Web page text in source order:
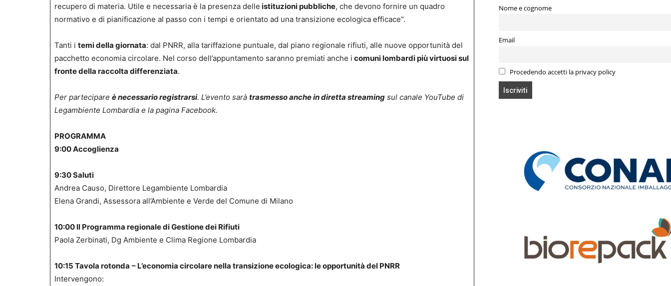
recupero di materia. Utile e necessaria è la presenza delle istituzioni pubbliche, che devono fornire un quadro
normativo e di pianificazione al passo con i tempi e orientato ad una transizione ecologica efficace”.
Tanti i temi della giornata: dal PNRR, alla tariffazione puntuale, dal piano regionale rifiuti, alle nuove opportunità del
pacchetto economia circolare. Nel corso dell’appuntamento saranno premiati anche i comuni lombardi più virtuosi sul
fronte della raccolta differenziata.
Per partecipare è necessario registrarsi. L’evento sarà trasmesso anche in diretta streamingsul canale YouTube di
Legambiente Lombardia e la pagina Facebook.
PROGRAMMA
9:00 Accoglienza
9:30 Saluti
Andrea Causo, Direttore Legambiente Lombardia
Elena Grandi, Assessora all’Ambiente e Verde del Comune di Milano
10:00 Il Programma regionale di Gestione dei Rifiuti
Paola Zerbinati, Dg Ambiente e Clima Regione Lombardia
10:15 Tavola rotonda – L’economia circolare nella transizione ecologica: le opportunità del PNRR
Intervengono:
Nome e cognome
Email
Procedendo accetti la privacy policy